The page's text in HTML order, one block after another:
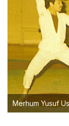
Merhum Yusuf